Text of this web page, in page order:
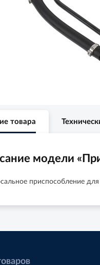
товара
модели
приспособление